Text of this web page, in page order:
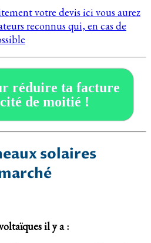
votre devis ici vous aurez
reconnus qui, en cas de
réduire ta facture
de moitié !
solaires
il y a :